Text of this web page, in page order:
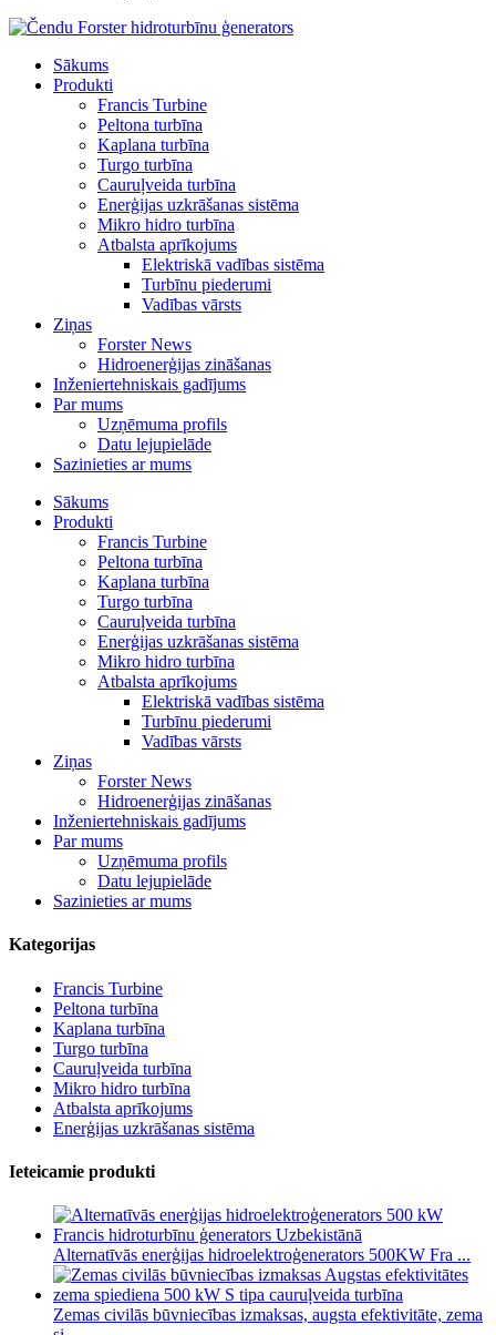
Sākums
Produkti
Francis Turbine
Peltona turbīna
Kaplana turbīna
Turgo turbīna
Cauruļveida turbīna
Enerģijas uzkrāšanas sistēma
Mikro hidro turbīna
Atbalsta aprīkojums
Elektriskā vadības sistēma
Turbīnu piederumi
Vadības vārsts
Ziņas
Forster News
Hidroenerģijas zināšanas
Inženiertehniskais gadījums
Par mums
Uzņēmuma profils
Datu lejupielāde
Sazinieties ar mums
Sākums
Produkti
Francis Turbine
Peltona turbīna
Kaplana turbīna
Turgo turbīna
Cauruļveida turbīna
Enerģijas uzkrāšanas sistēma
Mikro hidro turbīna
Atbalsta aprīkojums
Elektriskā vadības sistēma
Turbīnu piederumi
Vadības vārsts
Ziņas
Forster News
Hidroenerģijas zināšanas
Inženiertehniskais gadījums
Par mums
Uzņēmuma profils
Datu lejupielāde
Sazinieties ar mums
Kategorijas
Francis Turbine
Peltona turbīna
Kaplana turbīna
Turgo turbīna
Cauruļveida turbīna
Mikro hidro turbīna
Atbalsta aprīkojums
Enerģijas uzkrāšanas sistēma
Ieteicamie produkti
Alternatīvās enerģijas hidroelektroģenerators 500KW Fra ...
Zemas civilās būvniecības izmaksas, augsta efektivitāte, zema